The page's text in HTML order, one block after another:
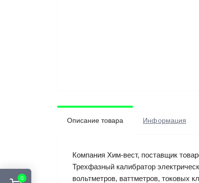
0
Описание товара Информация
Компания Хим-вест, поставщик
Трехфазный калибратор
вольтметров, ваттметров, токовых